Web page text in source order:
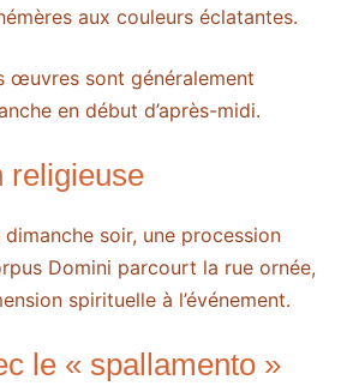
aux couleurs éclatantes.
œuvres sont généralement
en début d’après-midi.
religieuse
dimanche soir, une procession
Domini parcourt la rue ornée,
spirituelle à l’événement.
le « spallamento »